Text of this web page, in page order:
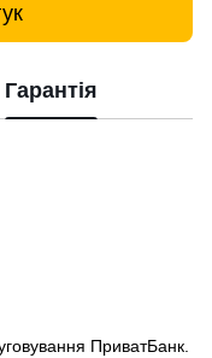
Гарантія
ПриватБанк.